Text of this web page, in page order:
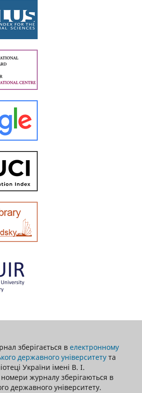
зберігається в електронному
державного університетута
України імені В. І.
номери журналу зберігаються в
державного університету.